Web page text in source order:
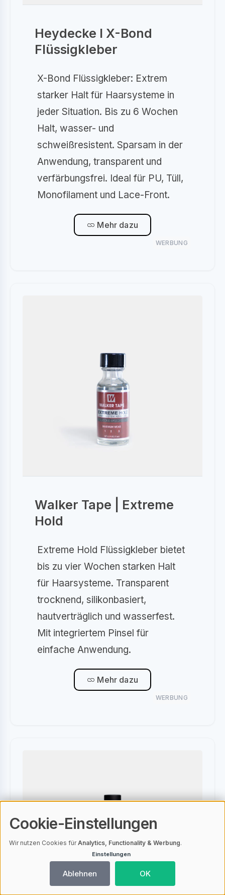
Heydecke I X-Bond
Flüssigkleber
X-Bond Flüssigkleber: Extrem
starker Halt für Haarsysteme in
jeder Situation. Bis zu 6 Wochen
Halt, wasser- und
schweißresistent. Sparsam in der
Anwendung, transparent und
verfärbungsfrei. Ideal für PU, Tüll,
Monofilament und Lace-Front.
Mehr dazu
WERBUNG
Walker Tape | Extreme
Hold
Extreme Hold Flüssigkleber bietet
bis zu vier Wochen starken Halt
für Haarsysteme. Transparent
trocknend, silikonbasiert,
hautverträglich und wasserfest.
Mit integriertem Pinsel für
einfache Anwendung.
Mehr dazu
WERBUNG
Cookie-Einstellungen
Wir nutzen Cookies fürAnalytics, Functionality & Werbung.
Einstellungen
Ablehnen OK